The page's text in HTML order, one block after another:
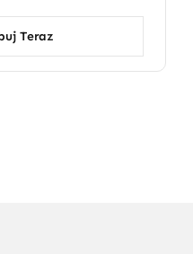
Teraz